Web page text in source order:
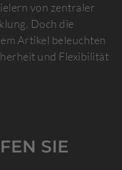
von zentraler
Doch die
Artikel beleuchten
und Flexibilität
SIE